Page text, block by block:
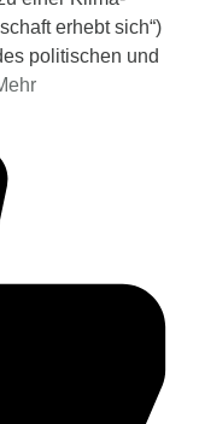
erhebt sich“)
politischen und